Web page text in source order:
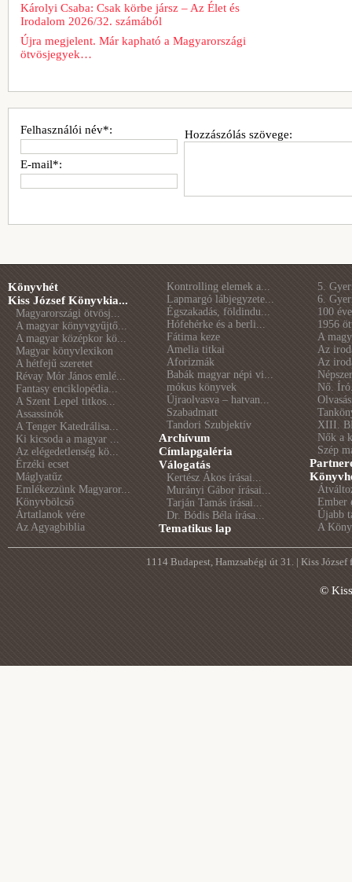
Károlyi Csaba: Csak körbe jársz – Az Élet és
Irodalom 2026/32. számából
Újra megjelent. Már kapható a Magyarországi
ötvösjegyek…
Hozzászólás szövege:
Felhasználói név*:
E-mail*:
Könyvhét
Kiss József Könyvkia...
Magyarországi ötvösj...
A magyar könyvgyűjtő...
A magyar középkor kö...
Magyar könyvlexikon
A hétfejű szeretet
Révay Mór János emlé...
Fantasy enciklopédia...
A Szent Lepel titkos...
Assassinók
A Tenger Katedrálisa...
Ki kicsoda a magyar ...
Az elégedetlenség kö...
Érzéki ecset
Máglyatűz
Emlékezzünk Magyaror...
Könyvbölcső
Ártatlanok vére
Az Agyagbiblia
Kontrolling elemek a...
Lapmargó lábjegyzete...
Égszakadás, földindu...
Hófehérke és a berli...
Fátima keze
Amelia titkai
Aforizmák
Babák magyar népi vi...
mókus könyvek
Újraolvasva – hatvan...
Szabadmatt
Tandori Szubjektív
Archívum
Címlapgaléria
Válogatás
Kertész Ákos írásai...
Murányi Gábor írásai...
Tarján Tamás írásai...
Dr. Bódis Béla írása...
Tematikus lap
5.
6.
100
1956
A
Az
Az
Nő.
XIII.
Nők a
Szép
Ember
Újabb
A
1114 Budapest, Hamzsabégi út 31. | Kiss
©